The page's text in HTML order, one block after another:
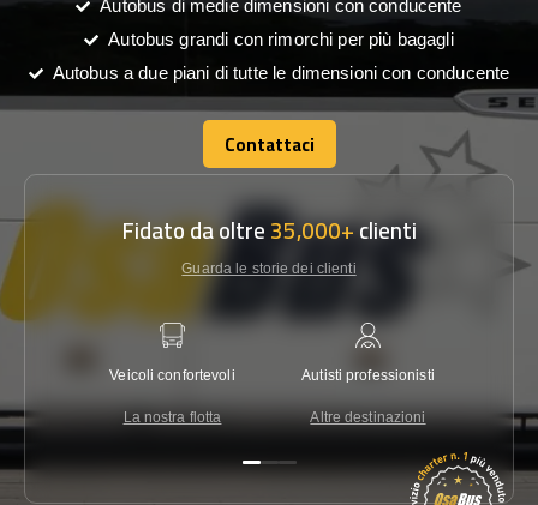
Autobus di medie dimensioni con conducente
Autobus grandi con rimorchi per più bagagli
Autobus a due piani di tutte le dimensioni con conducente
Contattaci
Contattaci
Fidato da oltre35,000+clienti
Guarda le storie dei clienti
Veicoli confortevoli
La nostra flotta
Autisti professionisti
Altre destinazioni